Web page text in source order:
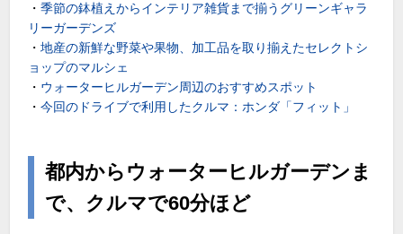
・季節の鉢植えからインテリア雑貨まで揃うグリーンギャラ
リーガーデンズ
・地産の新鮮な野菜や果物、加工品を取り揃えたセレクトシ
ョップのマルシェ
・ ウォーターヒルガーデン周辺のおすすめスポット
・今回のドライブで利用したクルマ：ホンダ「フィット」
都内からウォーターヒルガーデンま
で、クルマで60分ほど